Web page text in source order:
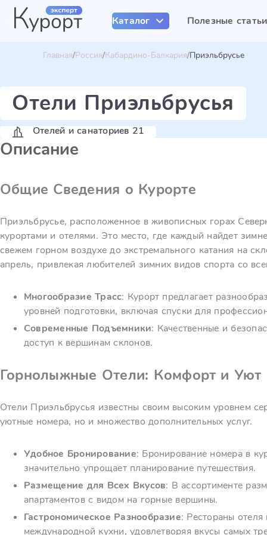
Каталог Полезные
Главная Россия Кабардино-Балкария Приэльбрусье
Отели Приэльбрусья
Отелей и санаториев 21
Описание
Общие Сведения о Курорте
Приэльбрусье, расположенное в живописных горах
курортами и отелями. Это место, где каждый найдет
свежем горном воздухе до экстремального катания на
апрель, привлекая любителей зимних видов спорта со
Многообразие Трасс: Курорт предлагает
уровней подготовки, включая спуски для
Современные Подъемники: Качественные и
доступ к вершинам склонов.
Горнолыжные Отели: Комфорт и Уют
Отели Приэльбрусья известны своим высоким уровнем
уютные номера, но и множество дополнительных услуг.
Удобное Бронирование: Бронирование номера в
значительно упрощает планирование путешествия.
Размещение для Всех Вкусов: В ассортименте
апартаментов с видом на горные вершины.
Гастрономическое Разнообразие: Рестораны
международной кухни, удовлетворяя вкусы самых